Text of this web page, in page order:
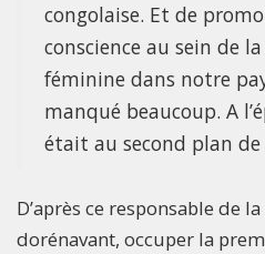
congolaise. Et de
conscience au sein de
féminine dans notre
manqué beaucoup. A
était au second plan de
D’après ce responsable de
dorénavant, occuper la